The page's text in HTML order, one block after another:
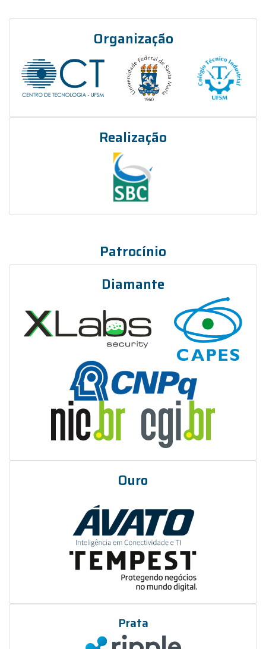
Organização
Realização
Patrocínio
Diamante
Ouro
Prata